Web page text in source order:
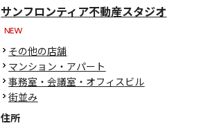
サンフロンティア不動産スタジオ
その他の店舗
マンション・アパート
事務室・会議室・オフィスビル
街並み
住所